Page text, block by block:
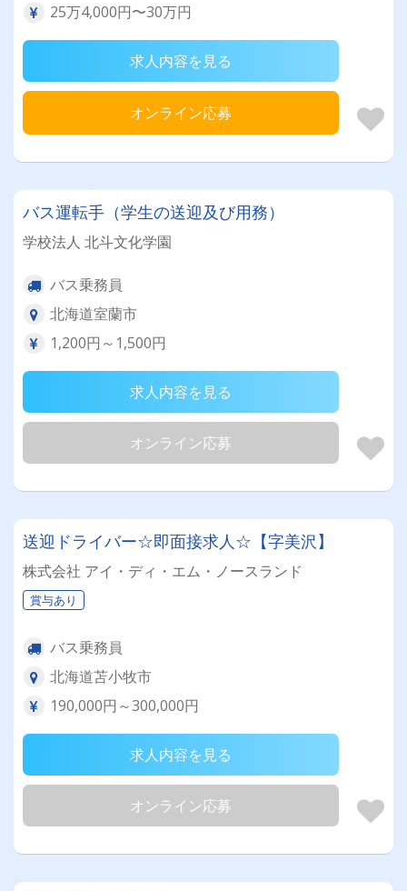
25万4,000円〜30万円
求人内容を見る
オンライン応募
バス運転手（学生の送迎及び用務）
学校法人 北斗文化学園
バス乗務員
北海道室蘭市
1,200円～1,500円
求人内容を見る
オンライン応募
送迎ドライバー☆即面接求人☆【字美沢】
株式会社 アイ・ディ・エム・ノースランド
賞与あり
バス乗務員
北海道苫小牧市
190,000円～300,000円
求人内容を見る
オンライン応募